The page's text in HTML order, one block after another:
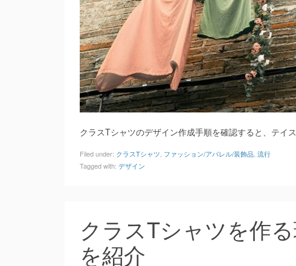
クラスTシャツのデザイン作成手順を確認すると、テイ
Filed under: クラスTシャツ ファッション/アパレル/装飾品 流行
Tagged with: デザイン
クラスTシャツを作
を紹介